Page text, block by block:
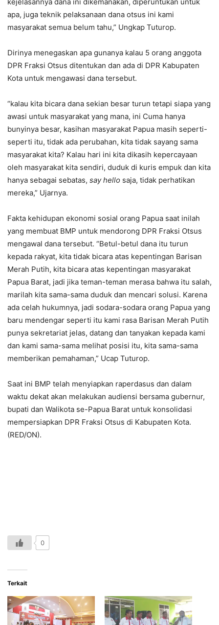
apa, juga teknik pelaksanaan dana otsus ini kami
masyarakat semua belum tahu,” Ungkap Tuturop.
Dirinya menegaskan apa gunanya kalau 5 orang anggota
DPR Fraksi Otsus ditentukan dan ada di DPR Kabupaten
Kota untuk mengawasi dana tersebut.
“kalau kita bicara dana sekian besar turun tetapi siapa yang
awasi untuk masyarakat yang mana, ini Cuma hanya
bunyinya besar, kasihan masyarakat Papua masih seperti-
seperti itu, tidak ada perubahan, kita tidak sayang sama
masyarakat kita? Kalau hari ini kita dikasih kepercayaan
oleh masyarakat kita sendiri, duduk di kuris empuk dan kita
hanya sebagai sebatas, say hello saja, tidak perhatikan
mereka,” Ujarnya.
Fakta kehidupan ekonomi sosial orang Papua saat inilah
yang membuat BMP untuk mendorong DPR Fraksi Otsus
mengawal dana tersebut. “Betul-betul dana itu turun
kepada rakyat, kita tidak bicara atas kepentingan Barisan
Merah Putih, kita bicara atas kepentingan masyarakat
Papua Barat, jadi jika teman-teman merasa bahwa itu salah,
marilah kita sama-sama duduk dan mencari solusi. Karena
ada celah hukumnya, jadi sodara-sodara orang Papua yang
baru mendengar seperti itu kami rasa Barisan Merah Putih
punya sekretariat jelas, datang dan tanyakan kepada kami
dan kami sama-sama melihat posisi itu, kita sama-sama
memberikan pemahaman,” Ucap Tuturop.
Saat ini BMP telah menyiapkan raperdasus dan dalam
waktu dekat akan melakukan audiensi bersama gubernur,
bupati dan Walikota se-Papua Barat untuk konsolidasi
mempersiapkan DPR Fraksi Otsus di Kabupaten Kota.
(RED/ON).
0
Terkait